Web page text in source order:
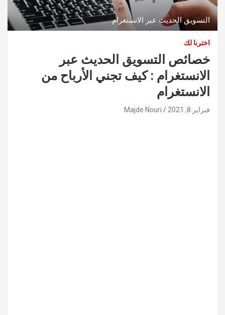
التسويق الحديث عبر الانستغرام
اخترنا لك
خصائص التسويق الحديث عبر
الانستغرام : كيف تجني الأرباح من
الانستغرام
فبراير 8, 2021 Majde Nouri